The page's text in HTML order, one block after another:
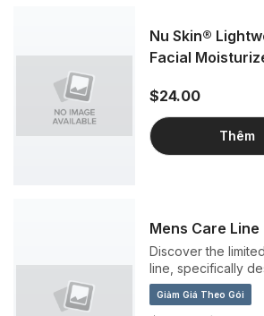
Nu Skin®
Facial
$24.00
Thêm
Mens Care Line
Discover the
line, specifically
featuring ageLOC®
Treatment
Giảm Giá Theo Gói